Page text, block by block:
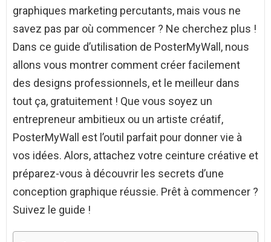
graphiques marketing percutants, mais vous ne
savez pas par où commencer ? Ne cherchez plus !
Dans ce guide d’utilisation de PosterMyWall, nous
allons vous montrer comment créer facilement
des designs professionnels, et le meilleur dans
tout ça, gratuitement ! Que vous soyez un
entrepreneur ambitieux ou un artiste créatif,
PosterMyWall est l’outil parfait pour donner vie à
vos idées. Alors, attachez votre ceinture créative et
préparez-vous à découvrir les secrets d’une
conception graphique réussie. Prêt à commencer ?
Suivez le guide !